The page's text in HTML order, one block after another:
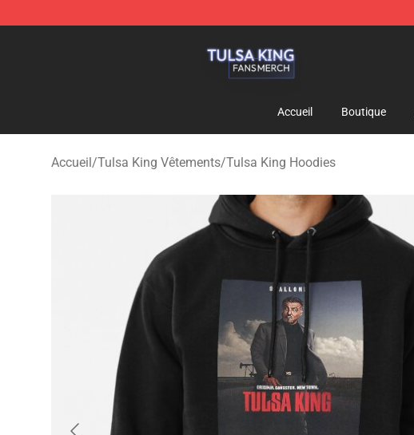
Accueil Boutique
Accueil/Tulsa King Vêtements/Tulsa King Hoodies